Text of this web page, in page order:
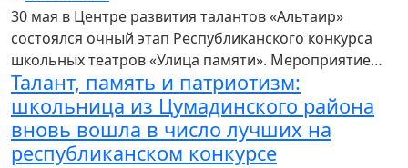
30 мая в Центре развития талантов «Альтаир»
состоялся очный этап Республиканского конкурса
школьных театров «Улица памяти». Мероприятие…
Талант, память и патриотизм:
школьница из Цумадинского района
вновь вошла в число лучших на
республиканском конкурсе